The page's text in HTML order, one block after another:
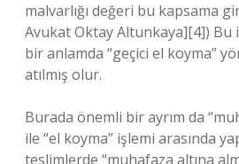
malvarlığı değeri bu kapsama
Avukat Oktay Altunkaya][4]) Bu
bir anlamda “geçici el koyma”
atılmış olur.
Burada önemli bir ayrım da
ile “el koyma” işlemi arasında
teslimlerde “muhafaza altına